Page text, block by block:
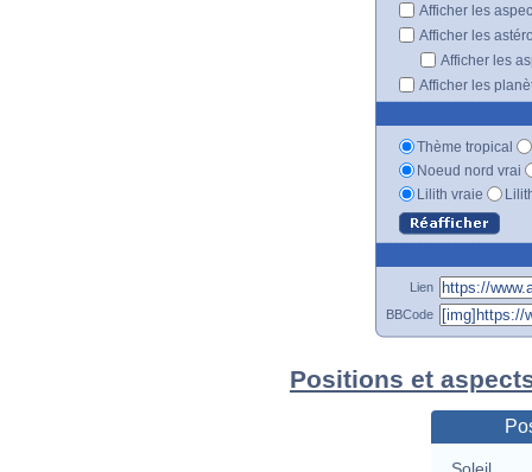
Afficher les
Afficher les
Afficher les
Afficher les
Thème tropical
Noeud nord vrai
Lilith vraie
Lien
BBCode
Positions et